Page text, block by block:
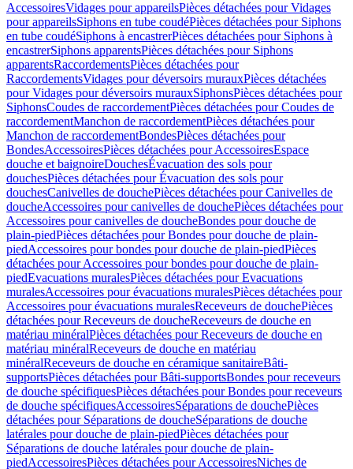
AccessoiresVidages pour appareilsPièces détachées pour Vidages
pour appareilsSiphons en tube coudéPièces détachées pour Siphons
en tube coudéSiphons à encastrerPièces détachées pour Siphons à
encastrerSiphons apparentsPièces détachées pour Siphons
apparentsRaccordementsPièces détachées pour
RaccordementsVidages pour déversoirs murauxPièces détachées
pour Vidages pour déversoirs murauxSiphonsPièces détachées pour
SiphonsCoudes de raccordementPièces détachées pour Coudes de
raccordementManchon de raccordementPièces détachées pour
Manchon de raccordementBondesPièces détachées pour
BondesAccessoiresPièces détachées pour AccessoiresEspace
douche et baignoireDouchesÉvacuation des sols pour
douchesPièces détachées pour Évacuation des sols pour
douchesCanivelles de douchePièces détachées pour Canivelles de
doucheAccessoires pour canivelles de douchePièces détachées pour
Accessoires pour canivelles de doucheBondes pour douche de
plain-piedPièces détachées pour Bondes pour douche de plain-
piedAccessoires pour bondes pour douche de plain-piedPièces
détachées pour Accessoires pour bondes pour douche de plain-
piedEvacuations muralesPièces détachées pour Evacuations
muralesAccessoires pour évacuations muralesPièces détachées pour
Accessoires pour évacuations muralesReceveurs de douchePièces
détachées pour Receveurs de doucheReceveurs de douche en
matériau minéralPièces détachées pour Receveurs de douche en
matériau minéralReceveurs de douche en matériau
minéralReceveurs de douche en céramique sanitaireBâti-
supportsPièces détachées pour Bâti-supportsBondes pour receveurs
de douche spécifiquesPièces détachées pour Bondes pour receveurs
de douche spécifiquesAccessoiresSéparations de douchePièces
détachées pour Séparations de doucheSéparations de douche
latérales pour douche de plain-piedPièces détachées pour
Séparations de douche latérales pour douche de plain-
piedAccessoiresPièces détachées pour AccessoiresNiches de